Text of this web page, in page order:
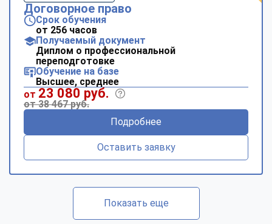
Договорное право
Срок обучения
от 256 часов
Получаемый документ
Диплом о профессиональной
переподготовке
Обучение на базе
Высшее, среднее
от 23 080 руб.
от 38 467 руб.
Подробнее
Оставить заявку
Показать еще